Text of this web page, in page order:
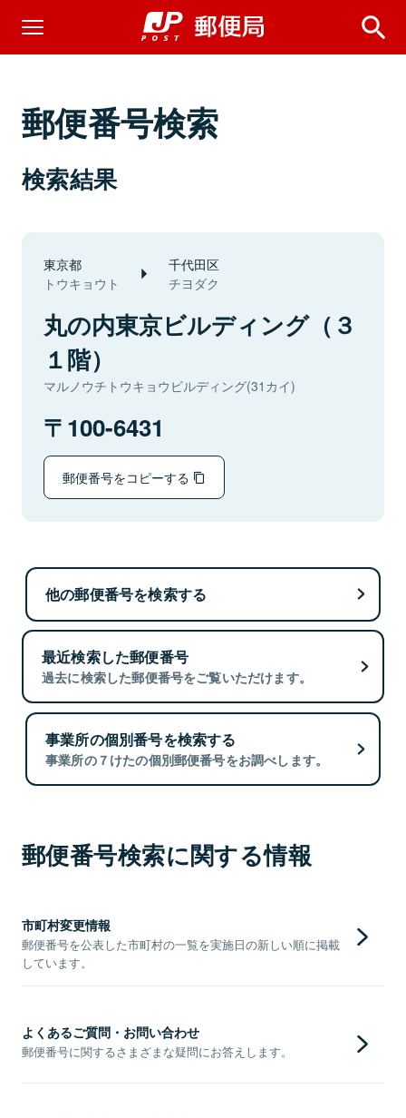
郵便番号検索
検索結果
東京都
トウキョウト
千代田区
チヨダク
丸の内東京ビルディング（３
１階）
マルノウチトウキョウビルディング(31カイ)
100-6431
郵便番号をコピーする
他の郵便番号を検索する
最近検索した郵便番号
過去に検索した郵便番号をご覧いただけます。
事業所の個別番号を検索する
事業所の７けたの個別郵便番号をお調べします。
郵便番号検索に関する情報
市町村変更情報
郵便番号を公表した市町村の一覧を実施日の新しい順に掲載
しています。
よくあるご質問・お問い合わせ
郵便番号に関するさまざまな疑問にお答えします。